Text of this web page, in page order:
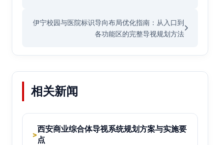
伊宁校园与医院标识导向布局优化指南：从入口到
各功能区的完整导视规划方法
相关新闻
>
西安商业综合体导视系统规划方案与实施要
点